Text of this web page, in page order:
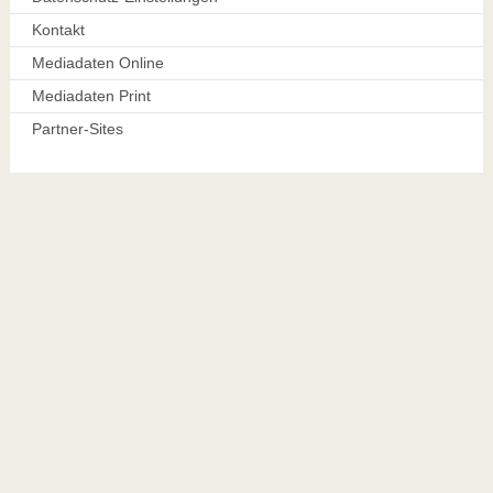
Kontakt
Mediadaten Online
Mediadaten Print
Partner-Sites